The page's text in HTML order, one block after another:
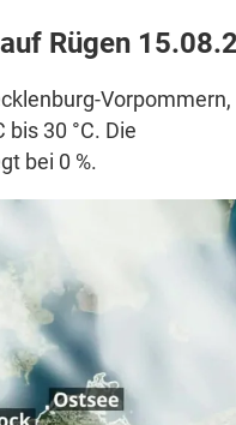
Rügen
30 °C. Die
bei 0 %.
für Deine